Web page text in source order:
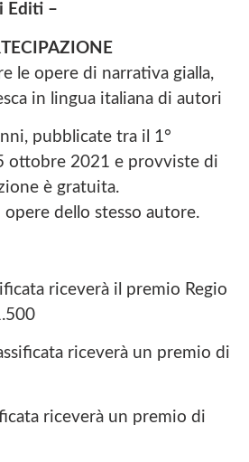
Editi –
le opere di narrativa gialla,
in lingua italiana di autori
pubblicate tra il 1°
ottobre 2021 e provviste di
è gratuita.
opere dello stesso autore.
riceverà il premio Regio
riceverà un premio di
riceverà un premio di